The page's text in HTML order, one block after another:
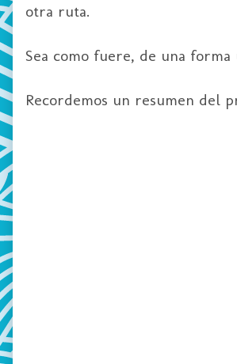
otra ruta.
Sea como fuere, de una
Recordemos un resumen del